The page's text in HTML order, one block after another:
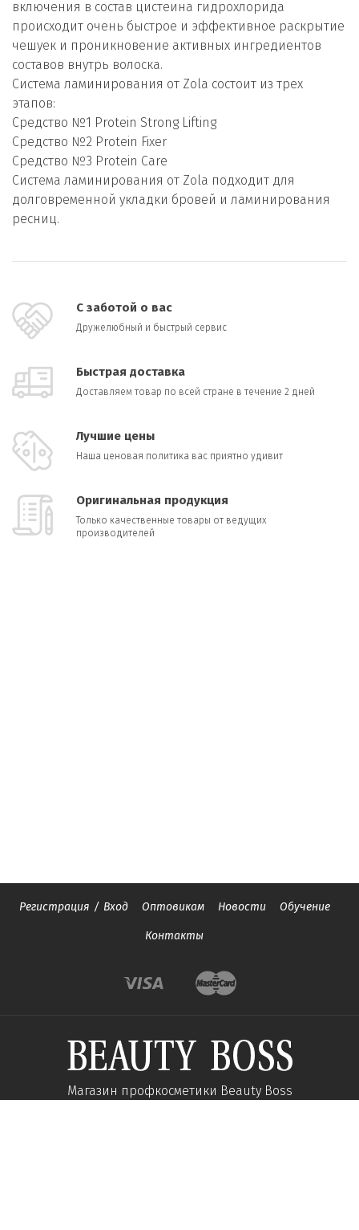
включения в состав цистеина гидрохлорида
происходит очень быстрое и эффективное раскрытие
чешуек и проникновение активных ингредиентов
составов внутрь волоска.
Система ламинирования от Zola состоит из трех
этапов:
Средство №1 Protein Strong Lifting
Средство №2 Protein Fixer
Средство №3 Protein Care
Система ламинирования от Zola подходит для
долговременной укладки бровей и ламинирования
ресниц.
С заботой о вас
Дружелюбный и быстрый сервис
Быстрая доставка
Доставляем товар по всей стране в течение 2 дней
Лучшие цены
Наша ценовая политика вас приятно удивит
Оригинальная продукция
Только качественные товары от ведущих
производителей
Регистрация / Вход Оптовикам Новости Обучение
Контакты
Магазин профкосметики Beauty Boss